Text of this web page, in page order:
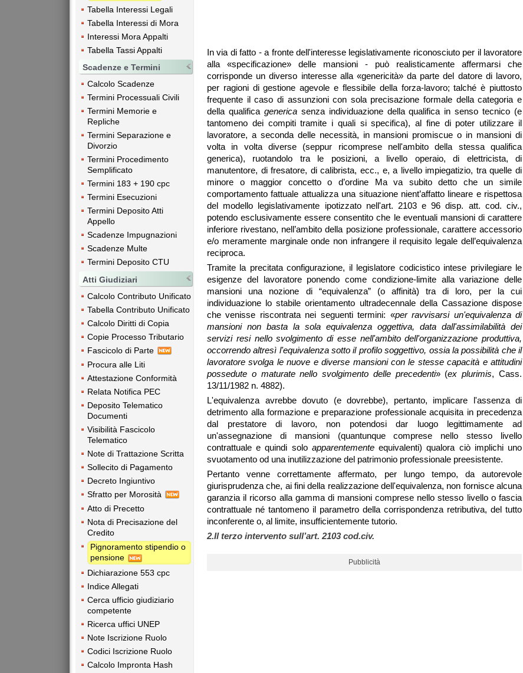
Tabella Interessi Legali
Tabella Interessi di Mora
Interessi Mora Appalti
Tabella Tassi Appalti
Scadenze e Termini
Calcolo Scadenze
Termini Processuali Civili
Termini Memorie e
Repliche
Termini Separazione e
Divorzio
Termini Procedimento
Semplificato
Termini 183 + 190 cpc
Termini Esecuzioni
Termini Deposito Atti
Appello
Scadenze Impugnazioni
Scadenze Multe
Termini Deposito CTU
Atti Giudiziari
Calcolo Contributo Unificato
Tabella Contributo Unificato
Calcolo Diritti di Copia
Copie Processo Tributario
Fascicolo di Parte
Procura alle Liti
Attestazione Conformità
Relata Notifica PEC
Deposito Telematico
Documenti
Visibilità Fascicolo
Telematico
Note di Trattazione Scritta
Sollecito di Pagamento
Decreto Ingiuntivo
Sfratto per Morosità
Atto di Precetto
Nota di Precisazione del
Credito
Pignoramento stipendio o
pensione
Dichiarazione 553 cpc
Indice Allegati
Cerca ufficio giudiziario
competente
Ricerca uffici UNEP
Note Iscrizione Ruolo
Codici Iscrizione Ruolo
Calcolo Impronta Hash
In via di fatto - a fronte dell'interesse legislativamente riconosciuto per il lavoratore
alla «specificazione» delle mansioni - può realisticamente affermarsi che
corrisponde un diverso interesse alla «genericità» da parte del datore di lavoro,
per ragioni di gestione agevole e flessibile della forza-lavoro; talché è piuttosto
frequente il caso di assunzioni con sola precisazione formale della categoria e
della qualifica generica senza individuazione della qualifica in senso tecnico (e
tantomeno dei compiti tramite i quali si specifica), al fine di poter utilizzare il
lavoratore, a seconda delle necessità, in mansioni promiscue o in mansioni di
volta in volta diverse (seppur ricomprese nell'ambito della stessa qualifica
generica), ruotandolo tra le posizioni, a livello operaio, di elettricista, di
manutentore, di fresatore, di calibrista, ecc., e, a livello impiegatizio, tra quelle di
minore o maggior concetto o d’ordine Ma va subito detto che un simile
comportamento fattuale attualizza una situazione nient’affatto lineare e rispettosa
del modello legislativamente ipotizzato nell'art. 2103 e 96 disp. att. cod. civ.,
potendo esclusivamente essere consentito che le eventuali mansioni di carattere
inferiore rivestano, nell’ambito della posizione professionale, carattere accessorio
e/o meramente marginale onde non infrangere il requisito legale dell’equivalenza
reciproca.
Tramite la precitata configurazione, il legislatore codicistico intese privilegiare le
esigenze del lavoratore ponendo come condizione-limite alla variazione delle
mansioni una nozione di “equivalenza” (o affinità) tra di loro, per la cui
individuazione lo stabile orientamento ultradecennale della Cassazione dispose
che venisse riscontrata nei seguenti termini: «per ravvisarsi un'equivalenza di
mansioni non basta la sola equivalenza oggettiva, data dall'assimilabilità dei
servizi resi nello svolgimento di esse nell'ambito dell'organizzazione produttiva,
occorrendo altresì l'equivalenza sotto il profilo soggettivo, ossia la possibilità che il
lavoratore svolga lenuove e diverse mansioni con le stesse capacità e attitudini
possedute o maturate nello svolgimento delle precedenti» (ex plurimis, Cass.
13/11/1982 n. 4882).
L'equivalenza avrebbe dovuto (e dovrebbe), pertanto, implicare l'assenza di
detrimento alla formazione e preparazione professionale acquisita in precedenza
dal prestatore di lavoro, non potendosi dar luogo legittimamente ad
un'assegnazione di mansioni (quantunque comprese nello stesso livello
contrattuale e quindi solo apparentementeequivalenti) qualora ciò implichi uno
svuotamento od una inutilizzazione del patrimonio professionale preesistente.
Pertanto venne correttamente affermato, per lungo tempo, da autorevole
giurisprudenza che, ai fini della realizzazione dell'equivalenza, non fornisce alcuna
garanzia il ricorso alla gamma di mansioni comprese nello stesso livello o fascia
contrattuale né tantomeno il parametro della corrispondenza retributiva, del tutto
inconferente o, al limite, insufficientemente tutorio.
2.Il terzo intervento sull’art. 2103 cod.civ.
Pubblicità